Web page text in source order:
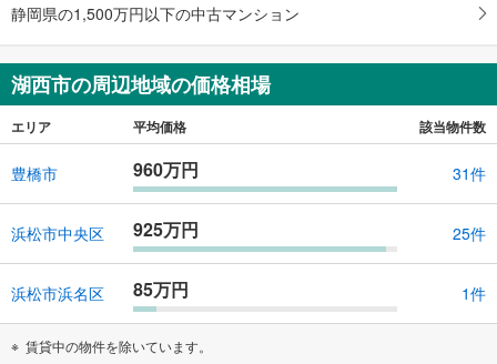
イ
ー
ジ
に
保
存
静岡県の1,500万円以下の中古マンション
湖西市の周辺地域の価格相場
エリア 平均価格 該当物件数
豊橋市 960万円 31件
浜松市中央区 925万円 25件
浜松市浜名区 85万円 1件
賃貸中の物件を除いています。